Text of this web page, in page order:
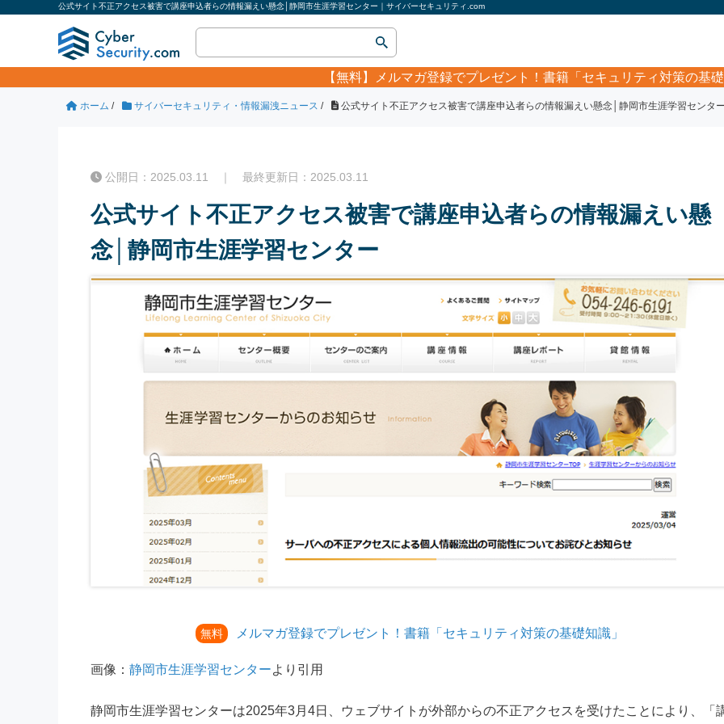
公式サイト不正アクセス被害で講座申込者らの情報漏えい懸念│静岡市生涯学習センター｜サイバーセキュリティ.com
【無料】 メルマガ登録でプレゼント！書籍「セキュリティ対策の基
ホーム / サイバーセキュリティ・情報漏洩ニュース / 公式サイト不正アクセス被害で講座申込者らの情報漏えい懸念│静岡市生涯学習センタ
公開日：2025.03.11 ｜ 最終更新日：2025.03.11
公式サイト不正アクセス被害で講座申込者らの情報漏えい懸
念│静岡市生涯学習センター
無料 メルマガ登録でプレゼント！書籍「セキュリティ対策の基礎知識」
画像： 静岡市生涯学習センターより引用
静岡市生涯学習センターは2025年3月4日、ウェブサイトが外部からの不正アクセスを受けたことにより、「